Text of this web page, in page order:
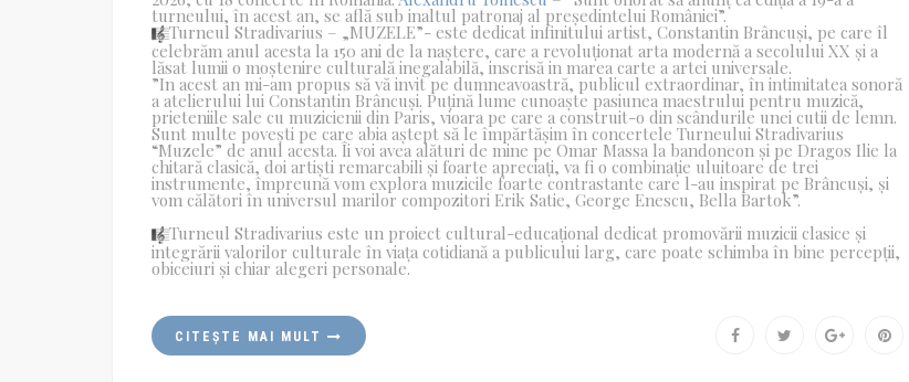
turneului, în acest an, se află sub inaltul patronaj al președintelui României”.
Turneul Stradivarius – „MUZELE”- este dedicat infinitului artist, Constantin Brâncuși, pe care îl
celebrăm anul acesta la 150 ani de la naștere, care a revoluționat arta modernă a secolului XX și a
lăsat lumii o moștenire culturală inegalabilă, inscrisă in marea carte a artei universale.
”In acest an mi-am propus să vă invit pe dumneavoastră, publicul extraordinar, în intimitatea sonoră
a atelierului lui Constantin Brâncuși. Puțină lume cunoaște pasiunea maestrului pentru muzică,
prieteniile sale cu muzicienii din Paris, vioara pe care a construit-o din scândurile unei cutii de lemn.
Sunt multe povești pe care abia aștept să le împărtășim în concertele Turneului Stradivarius
“Muzele” de anul acesta. Îi voi avea alături de mine pe Omar Massa la bandoneon și pe Dragos Ilie la
chitară clasică, doi artiști remarcabili și foarte apreciați, va fi o combinație uluitoare de trei
instrumente, împreună vom explora muzicile foarte contrastante care l-au inspirat pe Brâncuși, și
vom călători în universul marilor compozitori Erik Satie, George Enescu, Bella Bartok”.
Turneul Stradivarius este un proiect cultural-educațional dedicat promovării muzicii clasice și
integrării valorilor culturale în viața cotidiană a publicului larg, care poate schimba în bine percepții,
obiceiuri și chiar alegeri personale.
CITEȘTE MAI MULT